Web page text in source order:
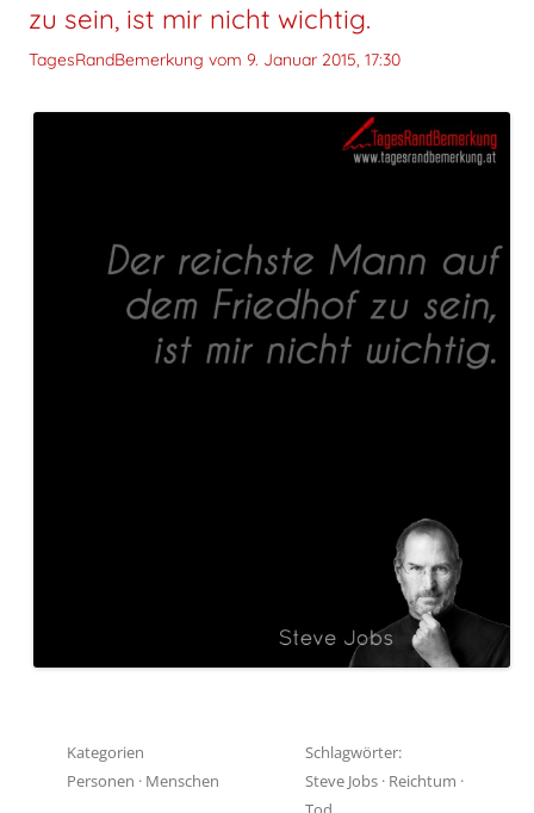
zu sein, ist mir nicht wichtig.
TagesRandBemerkung vom 9. Januar 2015, 17:30
Kategorien
Personen · Menschen
Schlagwörter:
Steve Jobs · Reichtum ·